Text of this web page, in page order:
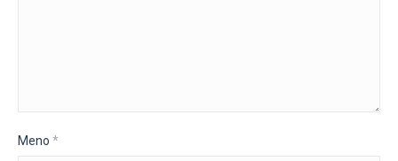
Meno *